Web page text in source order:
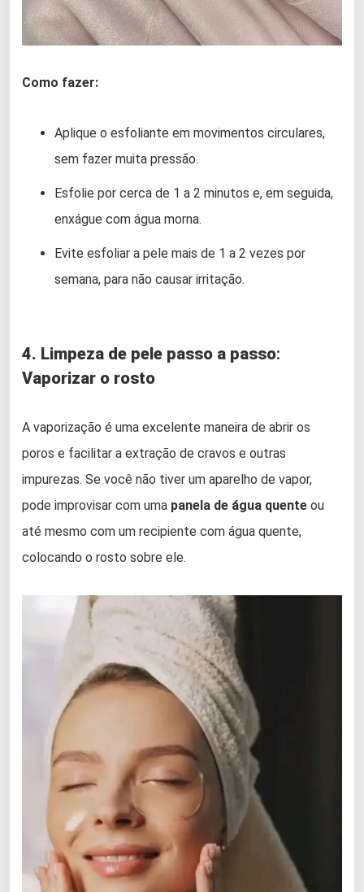
Como fazer:
Aplique o esfoliante em movimentos circulares,
sem fazer muita pressão.
Esfolie por cerca de 1 a 2 minutos e, em seguida,
enxágue com água morna.
Evite esfoliar a pele mais de 1 a 2 vezes por
semana, para não causar irritação.
4. Limpeza de pele passo a passo:
Vaporizar o rosto
A vaporização é uma excelente maneira de abrir os
poros e facilitar a extração de cravos e outras
impurezas. Se você não tiver um aparelho de vapor,
pode improvisar com uma panela de água quente ou
até mesmo com um recipiente com água quente,
colocando o rosto sobre ele.